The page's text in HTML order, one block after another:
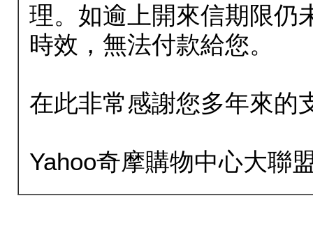
理。如逾上開來信期限仍
時效，無法付款給您。
在此非常感謝您多年來的
Yahoo奇摩購物中心大